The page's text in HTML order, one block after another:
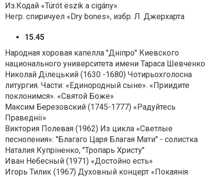
Из.Кодай «Túrót ëszik a cigány».
Негр. спиричуел «Dry bones», избр. Л. Джерхарта
15.45
Народная хоровая капелла "Дніпро" Киевского
национального университета имени Тараса Шевченко
Николай Ділецький (1630 -1680) Чотирьохголосна
литургия. Части: «Единородный сыне». «Приидите
поклонимся». «Святой Боже»
Максим Березовский (1745-1777) «Радуйтесь
Праведнії»
Виктория Полевая (1962) Из цикла «Светлые
песнопения»: "Благаго Царя Благая Мати" - солистка
Наталия Купріненко, "Тропарь Христу"
Иван Небесный (1971) «Достойно есть»
Игорь Тилик (1967) Духовный концерт «Покаянія